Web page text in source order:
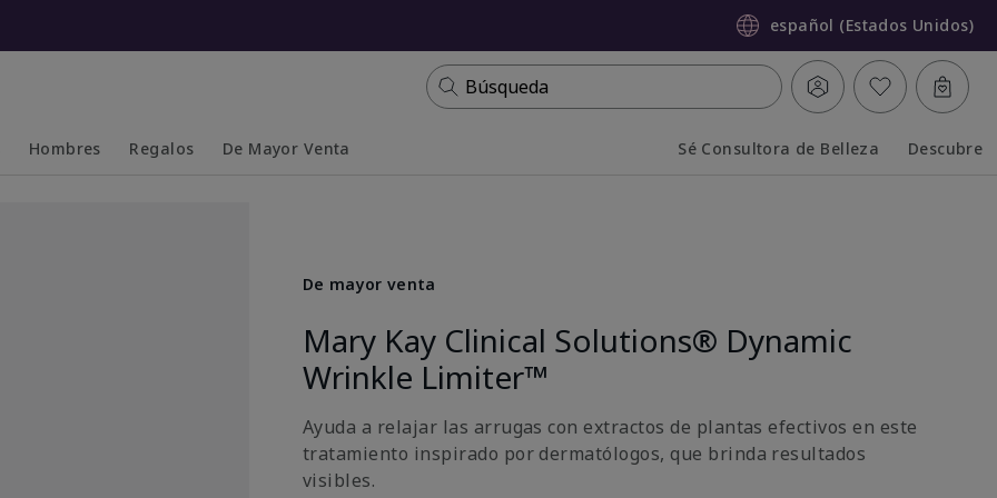
español (Estados Unidos)
Búsqueda
Hombres Regalos De Mayor Venta Sé Consultora de Belleza Descubre
De mayor venta
Mary Kay Clinical Solutions® Dynamic
Wrinkle Limiter™
Ayuda a relajar las arrugas con extractos de plantas efectivos en este
tratamiento inspirado por dermatólogos, que brinda resultados
visibles.